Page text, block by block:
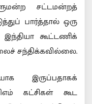
சட்டமன்றத்
பார்த்தால் ஒரு
கூட்டணிக்
சந்திக்கவில்லை.
இருப்பதாகக்
கட்சிகள் கூட